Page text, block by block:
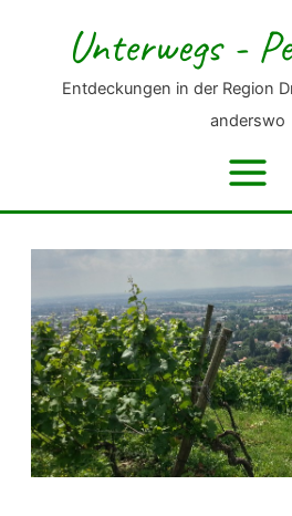
springen
Unterwegs -
Entdeckungen in der Region
anderswo